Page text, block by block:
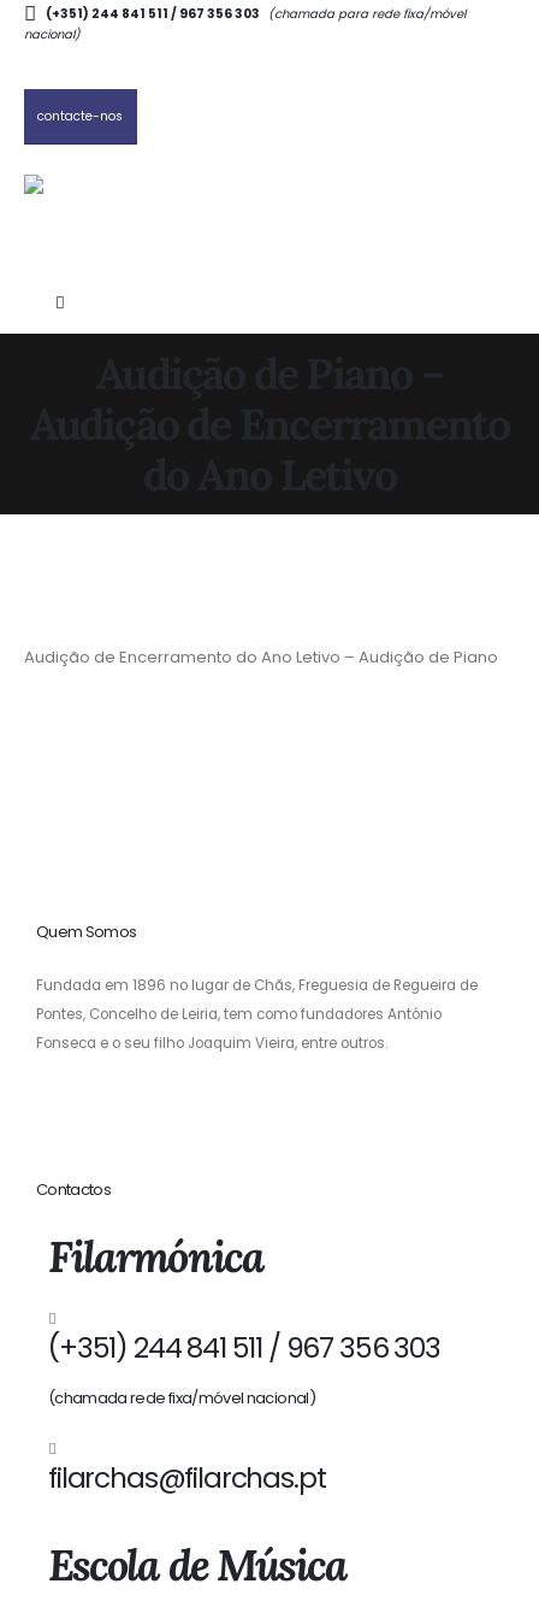
(+351) 244 841 511 / 967 356 303 (chamada para rede fixa/móvel
nacional)
contacte-nos
Audição de Encerramento do Ano Letivo – Audição de Piano
Quem Somos
Fundada em 1896 no lugar de Chãs, Freguesia de Regueira de
Pontes, Concelho de Leiria, tem como fundadores António
Fonseca e o seu filho Joaquim Vieira, entre outros.
Contactos
Filarmónica
(+351) 244 841 511 / 967 356 303
(chamada rede fixa/móvel nacional)
filarchas@filarchas.pt
Escola de Música